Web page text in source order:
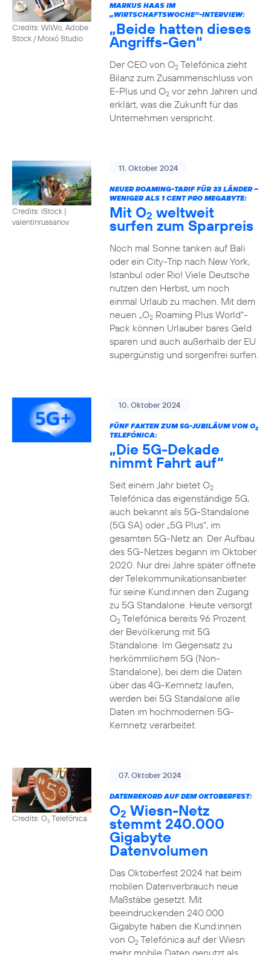
Credits: WiWo, Adobe
Stock / Moixó Studio
MARKUS HAAS IM
„WIRTSCHAFTSWOCHE“-INTERVIEW:
„Beide hatten dieses
Angriffs-Gen“
Der CEO von O2Telefónica zieht
Bilanz zum Zusammenschluss von
E-Plus und O2vor zehn Jahren und
erklärt, was die Zukunft für das
Unternehmen verspricht.
Credits: iStock |
valentinrussanov
11. Oktober 2024
NEUER ROAMING-TARIF FÜR 33 LÄNDER –
WENIGER ALS 1 CENT PRO MEGABYTE:
Mit O2 weltweit
surfen zum Sparpreis
Noch mal Sonne tanken auf Bali
oder ein City-Trip nach New York,
Istanbul oder Rio! Viele Deutsche
nutzen den Herbst, um noch
einmal Urlaub zu machen. Mit dem
neuen „O2Roaming Plus World“-
Pack können Urlauber bares Geld
sparen und auch außerhalb der EU
supergünstig und sorgenfrei surfen.
10. Oktober 2024
FÜNF FAKTEN ZUM 5G-JUBILÄUM VON O2
TELEFÓNICA:
„Die 5G-Dekade
nimmt Fahrt auf“
Seit einem Jahr bietet O2
Telefónica das eigenständige 5G,
auch bekannt als 5G-Standalone
(5G SA) oder „5G Plus“, im
gesamten 5G-Netz an. Der Aufbau
des 5G-Netzes begann im Oktober
2020. Nur drei Jahre später öffnete
der Telekommunikationsanbieter
für seine Kund:innen den Zugang
zu 5G Standalone. Heute versorgt
O2Telefónica bereits 96 Prozent
der Bevölkerung mit 5G
Standalone. Im Gegensatz zu
herkömmlichem 5G (Non-
Standalone), bei dem die Daten
über das 4G-Kernnetz laufen,
werden bei 5G Standalone alle
Daten im hochmodernen 5G-
Kernnetz verarbeitet.
Credits: O2Telefónica
07. Oktober 2024
DATENREKORD AUF DEM OKTOBERFEST:
O2 Wiesn-Netz
stemmt 240.000
Gigabyte
Datenvolumen
Das Oktoberfest 2024 hat beim
mobilen Datenverbrauch neue
Maßstäbe gesetzt. Mit
beeindruckenden 240.000
Gigabyte haben die Kund:innen
von O2Telefónica auf der Wiesn
mehr mobile Daten genutzt als